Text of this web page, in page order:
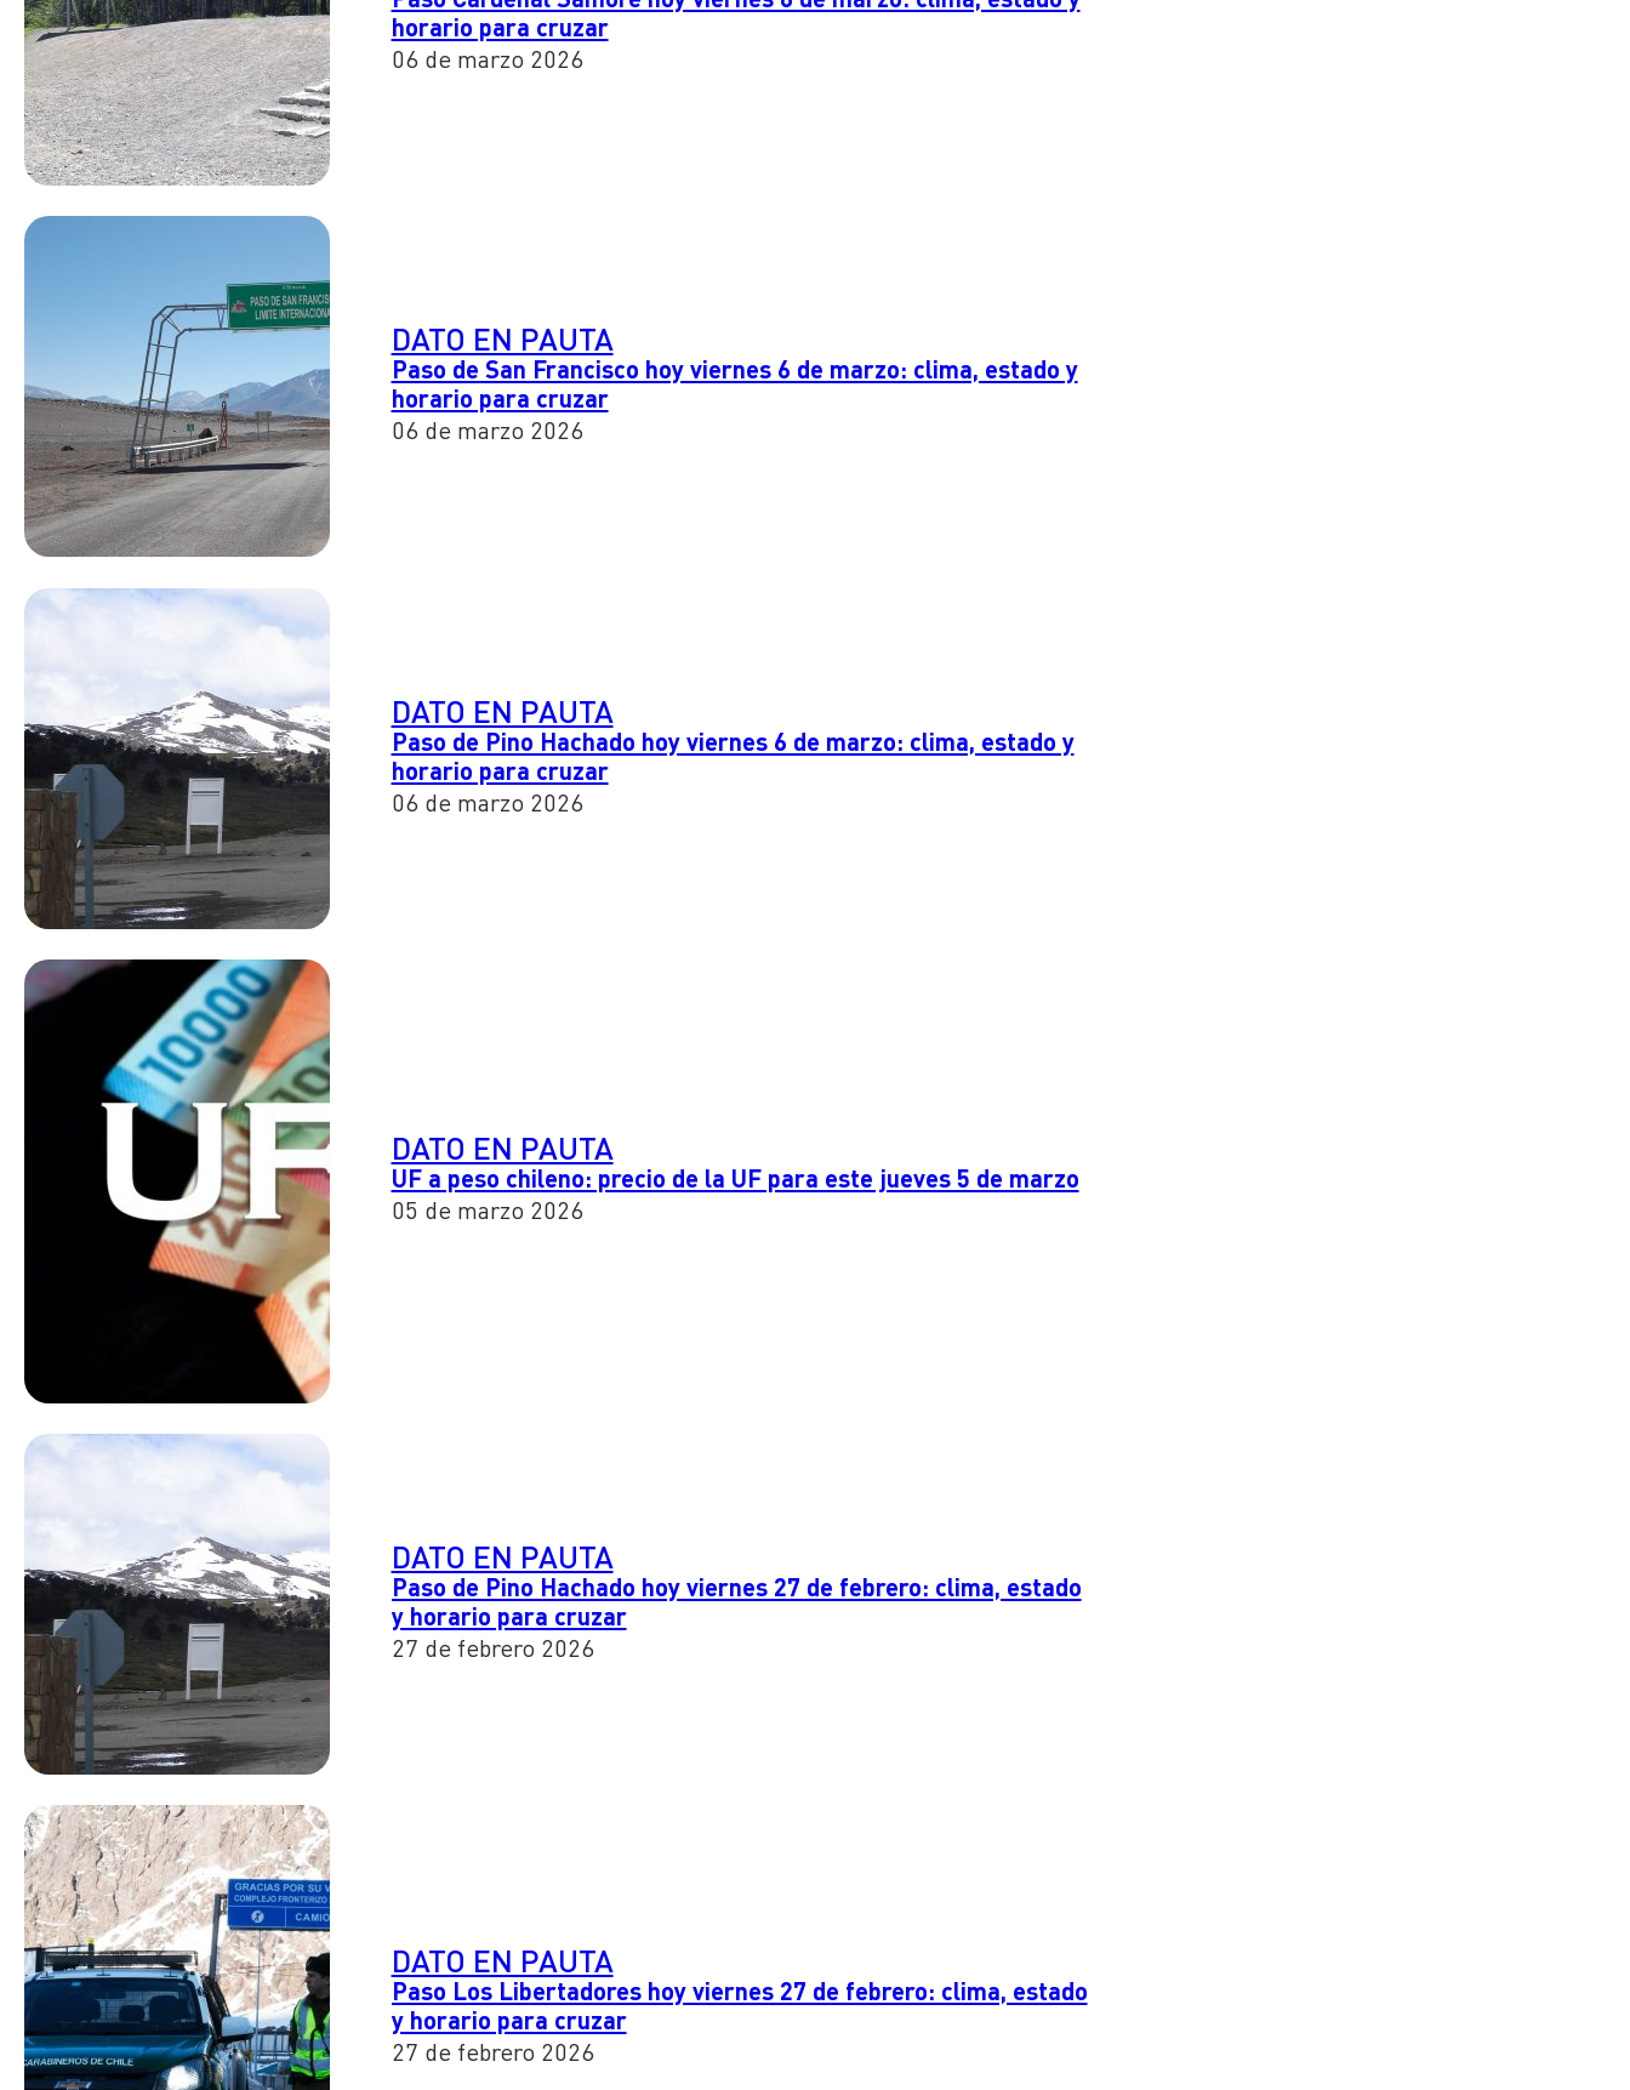
horario para cruzar
06 de marzo 2026
DATO EN PAUTA
Paso de San Francisco hoy viernes 6 de marzo: clima, estado y
horario para cruzar
06 de marzo 2026
DATO EN PAUTA
Paso de Pino Hachado hoy viernes 6 de marzo: clima, estado y
horario para cruzar
06 de marzo 2026
DATO EN PAUTA
UF a peso chileno: precio de la UF para este jueves 5 de marzo
05 de marzo 2026
DATO EN PAUTA
Paso de Pino Hachado hoy viernes 27 de febrero: clima, estado
y horario para cruzar
27 de febrero 2026
DATO EN PAUTA
Paso Los Libertadores hoy viernes 27 de febrero: clima, estado
y horario para cruzar
27 de febrero 2026